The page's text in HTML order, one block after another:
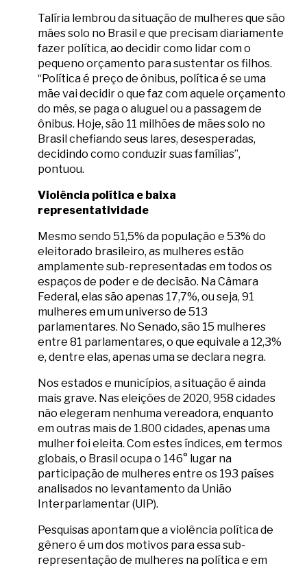
Talíria lembrou da situação de mulheres que são
mães solo no Brasil e que precisam diariamente
fazer política, ao decidir como lidar com o
pequeno orçamento para sustentar os filhos.
“Política é preço de ônibus, política é se uma
mãe vai decidir o que faz com aquele orçamento
do mês, se paga o aluguel ou a passagem de
ônibus. Hoje, são 11 milhões de mães solo no
Brasil chefiando seus lares, desesperadas,
decidindo como conduzir suas famílias”,
pontuou.
Violência política e baixa
representatividade
Mesmo sendo 51,5% da população e 53% do
eleitorado brasileiro, as mulheres estão
amplamente sub-representadas em todos os
espaços de poder e de decisão. Na Câmara
Federal, elas são apenas 17,7%, ou seja, 91
mulheres em um universo de 513
parlamentares. No Senado, são 15 mulheres
entre 81 parlamentares, o que equivale a 12,3%
e, dentre elas, apenas uma se declara negra.
Nos estados e municípios, a situação é ainda
mais grave. Nas eleições de 2020, 958 cidades
não elegeram nenhuma vereadora, enquanto
em outras mais de 1.800 cidades, apenas uma
mulher foi eleita. Com estes índices, em termos
globais, o Brasil ocupa o 146° lugar na
participação de mulheres entre os 193 países
analisados no levantamento da União
Interparlamentar (UIP).
Pesquisas apontam que a violência política de
gênero é um dos motivos para essa sub-
representação de mulheres na política e em